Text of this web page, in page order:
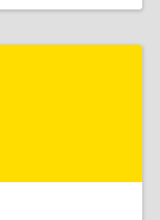
Пышма г,